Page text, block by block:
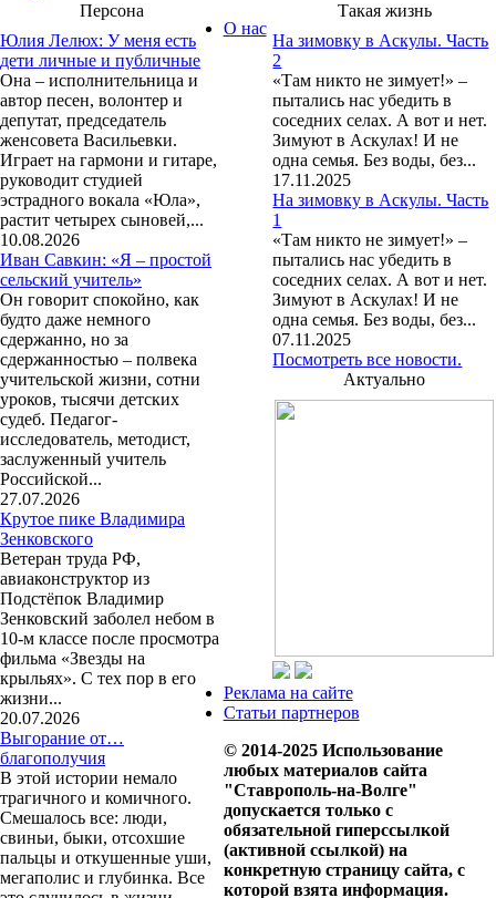
Персона
Юлия Лелюх: У меня есть
дети личные и публичные
Она – исполнительница и
автор песен, волонтер и
депутат, председатель
женсовета Васильевки.
Играет на гармони и гитаре,
руководит студией
эстрадного вокала «Юла»,
растит четырех сыновей,...
10.08.2026
Иван Савкин: «Я – простой
сельский учитель»
Он говорит спокойно, как
будто даже немного
сдержанно, но за
сдержанностью – полвека
учительской жизни, сотни
уроков, тысячи детских
судеб. Педагог-
исследователь, методист,
заслуженный учитель
Российской...
27.07.2026
Крутое пике Владимира
Зенковского
Ветеран труда РФ,
авиаконструктор из
Подстёпок Владимир
Зенковский заболел небом в
10-м классе после просмотра
фильма «Звезды на
крыльях». С тех пор в его
жизни...
20.07.2026
Выгорание от…
благополучия
В этой истории немало
трагичного и комичного.
Смешалось все: люди,
свиньи, быки, отсохшие
пальцы и откушенные уши,
мегаполис и глубинка. Все
Такая жизнь
На зимовку в Аскулы. Часть
2
«Там никто не зимует!» –
пытались нас убедить в
соседних селах. А вот и нет.
Зимуют в Аскулах! И не
одна семья. Без воды, без...
17.11.2025
На зимовку в Аскулы. Часть
1
«Там никто не зимует!» –
пытались нас убедить в
соседних селах. А вот и нет.
Зимуют в Аскулах! И не
одна семья. Без воды, без...
07.11.2025
Посмотреть все новости.
Актуально
О нас
Реклама на сайте
Статьи партнеров
© 2014-2025 Использование
любых материалов сайта
"Ставрополь-на-Волге"
допускается только с
обязательной гиперссылкой
(активной ссылкой) на
конкретную страницу сайта, с
которой взята информация.